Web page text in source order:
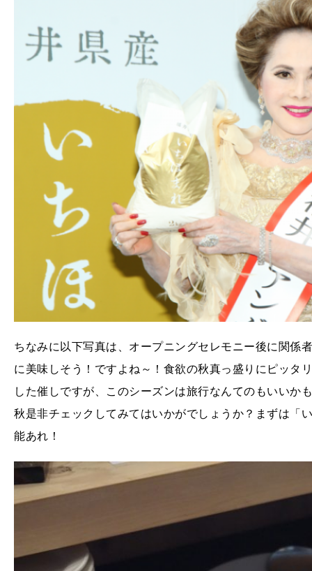
ちなみに以下写真は、オープニングセレモニー後に関係
に美味しそう！ですよね～！食欲の秋真っ盛りにピッタ
した催しですが、このシーズンは旅行なんてのもいいか
秋是非チェックしてみてはいかがでしょうか？まずは「
能あれ！